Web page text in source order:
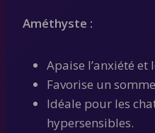
Améthyste :
Apaise l’anxiété et
Favorise un
Idéale pour les
hypersensibles.